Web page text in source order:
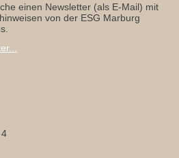
einen Newsletter (als E-Mail) mit
von der ESG Marburg